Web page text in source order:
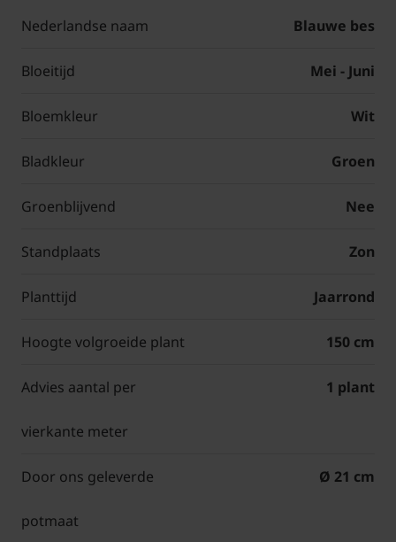
Nederlandse naam Blauwe bes
Bloeitijd Mei - Juni
Bloemkleur Wit
Bladkleur Groen
Groenblijvend Nee
Standplaats Zon
Planttijd Jaarrond
Hoogte volgroeide plant 150 cm
Advies aantal per
vierkante meter
1 plant
Door ons geleverde
potmaat
Ø 21 cm